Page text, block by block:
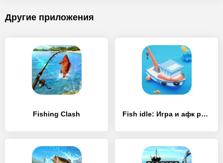
Другие приложения
Fishing Clash Fish idle: Игра и афк рыбалка